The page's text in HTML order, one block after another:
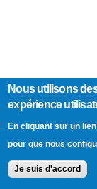
Nous utilisons
expérience
En cliquant sur un
pour que nous
Je suis d'accord